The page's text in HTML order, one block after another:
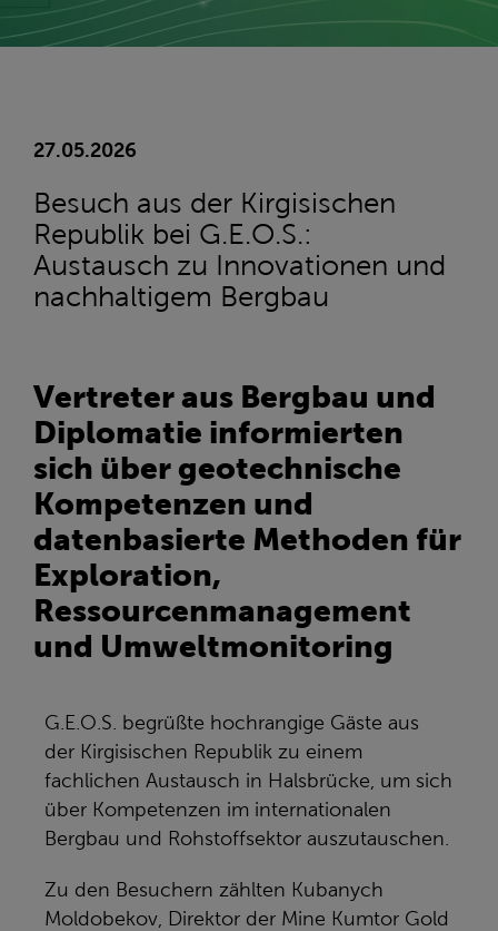
27.05.2026
Besuch aus der Kirgisischen
Republik bei G.E.O.S.:
Austausch zu Innovationen und
nachhaltigem Bergbau
Vertreter aus Bergbau und
Diplomatie informierten
sich über geotechnische
Kompetenzen und
datenbasierte Methoden für
Exploration,
Ressourcenmanagement
und Umweltmonitoring
G.E.O.S. begrüßte hochrangige Gäste aus
der Kirgisischen Republik zu einem
fachlichen Austausch in Halsbrücke, um sich
über Kompetenzen im internationalen
Bergbau und Rohstoffsektor auszutauschen.
Zu den Besuchern zählten Kubanych
Moldobekov, Direktor der Mine Kumtor Gold